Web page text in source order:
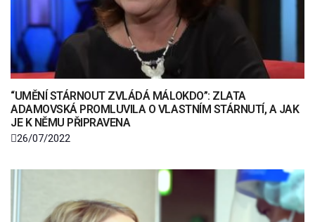
“UMĚNÍ STÁRNOUT ZVLÁDÁ MÁLOKDO”: ZLATA
ADAMOVSKÁ PROMLUVILA O VLASTNÍM STÁRNUTÍ, A JAK
JE K NĚMU PŘIPRAVENA
26/07/2022